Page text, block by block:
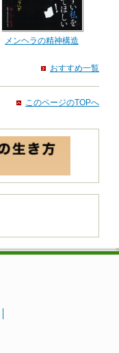
メンヘラの精神構造
おすすめ一覧
このページのTOPへ